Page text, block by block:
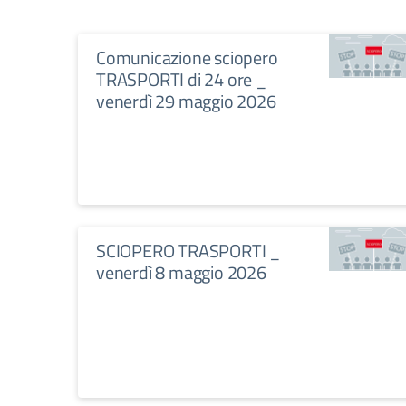
Comunicazione sciopero
TRASPORTI di 24 ore _
venerdì 29 maggio 2026
SCIOPERO TRASPORTI _
venerdì 8 maggio 2026